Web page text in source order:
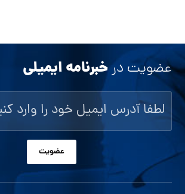
عضویت درخبرنامه ایمیلی
عضویت